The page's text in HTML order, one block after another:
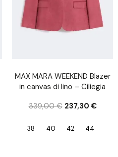
MAX MARA WEEKEND Blazer
in canvas di lino – Ciliegia
339,00€ 237,30€
38 40 42 44